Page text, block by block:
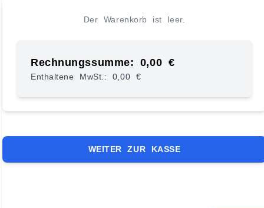
Der Warenkorb ist leer.
Rechnungssumme: 0,00 €
Enthaltene MwSt.: 0,00 €
WEITER ZUR KASSE